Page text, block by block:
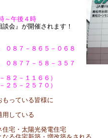
～午後４時
会』が開催されます！
８７－８６５－０６８
８７７－５８－３５７
２－１１６６）
５－２５７０）
っている皆様に
用している
住宅・太陽光発電住宅